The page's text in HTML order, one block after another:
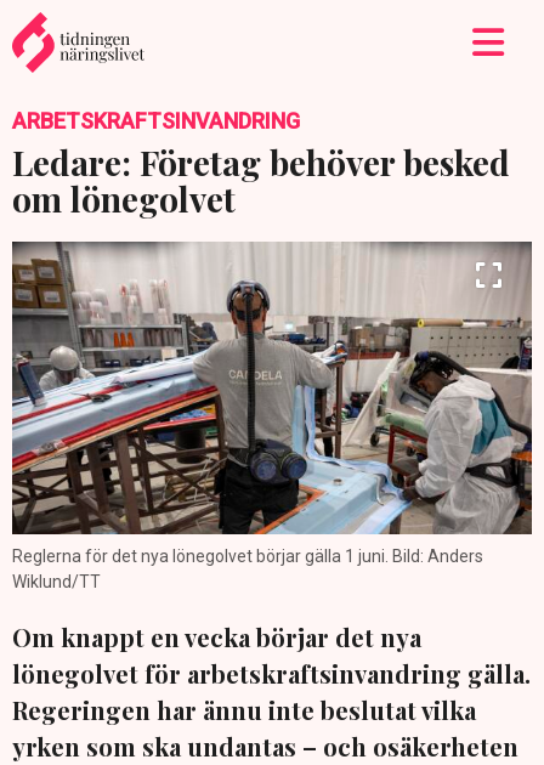
ARBETSKRAFTSINVANDRING
Ledare: Företag behöver besked
om lönegolvet
Reglerna för det nya lönegolvet börjar gälla 1 juni. Bild: Anders
Wiklund/TT
Om knappt en vecka börjar det nya
lönegolvet för arbetskraftsinvandring gälla.
Regeringen har ännu inte beslutat vilka
yrken som ska undantas – och osäkerheten